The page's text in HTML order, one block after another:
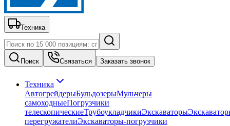
Техника
Поиск Связаться Заказать звонок
Техника
АвтогрейдерыБульдозерыМульчеры
самоходныеПогрузчики
телескопическиеТрубоукладчикиЭкскаваторы
перегружателиЭкскаваторы-погрузчики